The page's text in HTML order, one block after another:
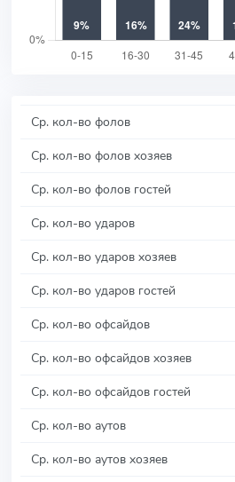
Ср. кол-во фолов
Ср. кол-во фолов хозяев
Ср. кол-во фолов гостей
Ср. кол-во ударов
Ср. кол-во ударов хозяев
Ср. кол-во ударов гостей
Ср. кол-во офсайдов
Ср. кол-во офсайдов хозяев
Ср. кол-во офсайдов гостей
Ср. кол-во аутов
Ср. кол-во аутов хозяев